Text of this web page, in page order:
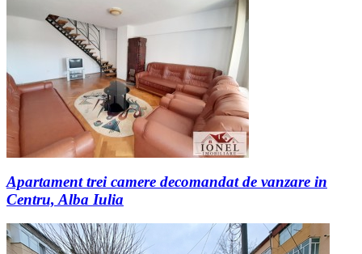
Apartament trei camere decomandat de vanzare in
Centru, Alba Iulia